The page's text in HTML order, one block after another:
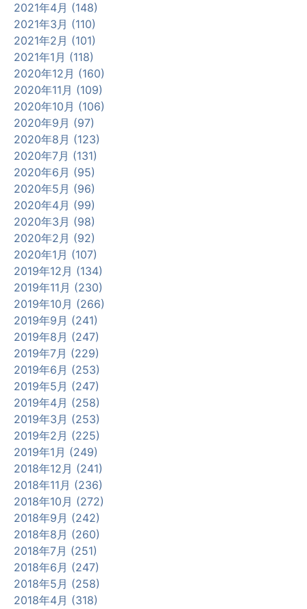
2021年4月 (148)
2021年3月 (110)
2021年2月 (101)
2021年1月 (118)
2020年12月 (160)
2020年11月 (109)
2020年10月 (106)
2020年9月 (97)
2020年8月 (123)
2020年7月 (131)
2020年6月 (95)
2020年5月 (96)
2020年4月 (99)
2020年3月 (98)
2020年2月 (92)
2020年1月 (107)
2019年12月 (134)
2019年11月 (230)
2019年10月 (266)
2019年9月 (241)
2019年8月 (247)
2019年7月 (229)
2019年6月 (253)
2019年5月 (247)
2019年4月 (258)
2019年3月 (253)
2019年2月 (225)
2019年1月 (249)
2018年12月 (241)
2018年11月 (236)
2018年10月 (272)
2018年9月 (242)
2018年8月 (260)
2018年7月 (251)
2018年6月 (247)
2018年5月 (258)
2018年4月 (318)